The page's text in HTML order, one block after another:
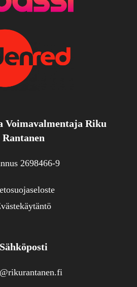
Voimavalmentaja Riku
Rantanen
2698466-9
Sähköposti